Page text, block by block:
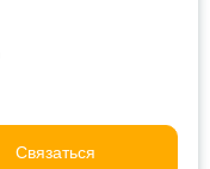
Связаться